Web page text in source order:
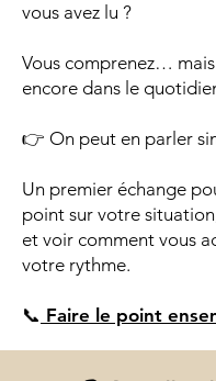
vous avez lu ?
Vous comprenez…
encore dans le
👉 On peut en parler
Un premier échange
point sur votre
et voir comment vous
votre rythme.
📞 Faire le point